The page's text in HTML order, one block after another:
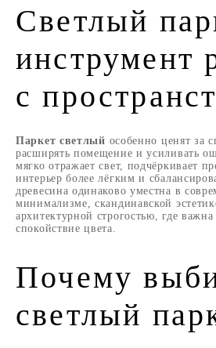
Светлый
инструмент
с
Паркет светлый особенно ценят за
расширять помещение и усиливать
мягко отражает свет, подчёркивает
интерьер более лёгким и
древесина одинаково уместна в
минимализме, скандинавской
архитектурной строгостью, где
спокойствие цвета.
Почему
светлый